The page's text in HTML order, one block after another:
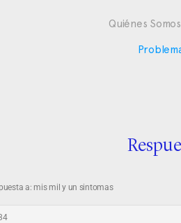
Quiénes Somos
a: mis mil y un sintomas